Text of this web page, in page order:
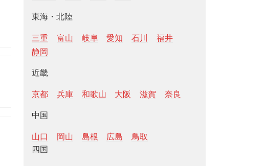
東海・北陸
三重 富山 岐阜 愛知 石川
福井
静岡
近畿
京都 兵庫 和歌山 大阪 滋賀 奈良
中国
山口 岡山 島根 広島
鳥取
四国